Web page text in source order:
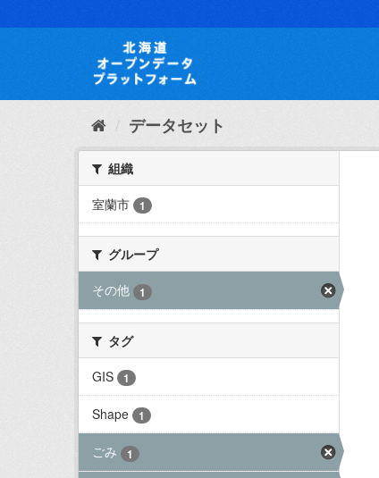
キ
て
データセット
組織
室蘭市
1
グループ
その他
1
タグ
GIS
1
Shape 1
ごみ 1